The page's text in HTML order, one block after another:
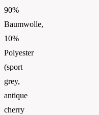
90%
Baumwolle,
10%
Polyester
(sport
grey,
antique
cherry